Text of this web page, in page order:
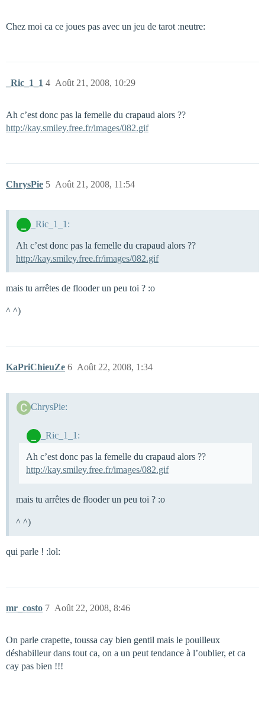
Chez moi ca ce joues pas avec un jeu de tarot :neutre:
_Ric_1_1 Août 21, 2008, 10:29
4
Ah c’est donc pas la femelle du crapaud alors ??
http://kay.smiley.free.fr/images/082.gif
ChrysPie Août 21, 2008, 11:54
5
_Ric_1_1:
Ah c’est donc pas la femelle du crapaud alors ??
http://kay.smiley.free.fr/images/082.gif
mais tu arrêtes de flooder un peu toi ? :o
^ ^)
KaPriChieuZe Août 22, 2008, 1:34
6
ChrysPie:
_Ric_1_1:
Ah c’est donc pas la femelle du crapaud alors ??
http://kay.smiley.free.fr/images/082.gif
mais tu arrêtes de flooder un peu toi ? :o
^ ^)
qui parle ! :lol:
mr_costo Août 22, 2008, 8:46
7
On parle crapette, toussa cay bien gentil mais le pouilleux
déshabilleur dans tout ca, on a un peut tendance à l’oublier, et ca
cay pas bien !!!